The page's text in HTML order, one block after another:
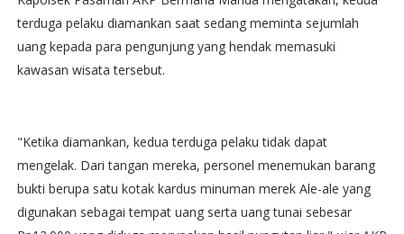
terduga pelaku diamankan saat sedang meminta sejumlah
uang kepada para pengunjung yang hendak memasuki
kawasan wisata tersebut.
"Ketika diamankan, kedua terduga pelaku tidak dapat
mengelak. Dari tangan mereka, personel menemukan barang
bukti berupa satu kotak kardus minuman merek Ale-ale yang
digunakan sebagai tempat uang serta uang tunai sebesar